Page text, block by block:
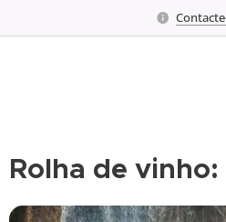
Rolha de vinho: